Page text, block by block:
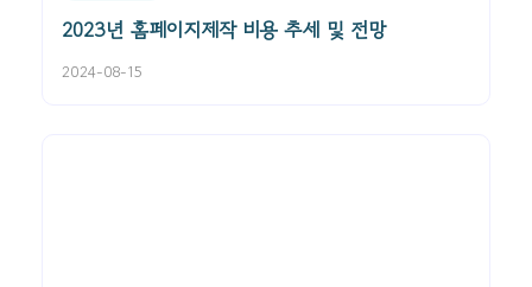
2023년 홈페이지제작 비용 추세 및 전망
2024-08-15